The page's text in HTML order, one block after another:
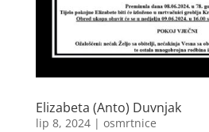
Elizabeta (Anto) Duvnjak
lip 8, 2024| osmrtnice